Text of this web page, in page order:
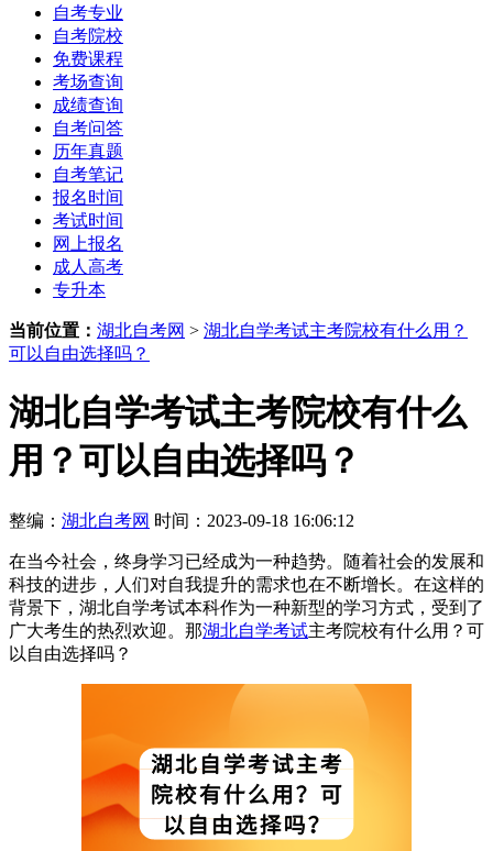
自考专业
自考院校
免费课程
考场查询
成绩查询
自考问答
历年真题
自考笔记
报名时间
考试时间
网上报名
成人高考
专升本
当前位置： 湖北自考网 > 湖北自学考试主考院校有什么用？
可以自由选择吗？
湖北自学考试主考院校有什么
用？可以自由选择吗？
整编： 湖北自考网 时间：2023-09-18 16:06:12
在当今社会，终身学习已经成为一种趋势。随着社会的发展和
科技的进步，人们对自我提升的需求也在不断增长。在这样的
背景下，湖北自学考试本科作为一种新型的学习方式，受到了
广大考生的热烈欢迎。那湖北自学考试主考院校有什么用？可
以自由选择吗？